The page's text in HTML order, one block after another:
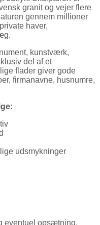
granit og vejer flere
gennem millioner
haver,
kunstværk,
del af et
flader giver gode
firmanavne, husnumre,
udsmykninger
eventuel opsætning.